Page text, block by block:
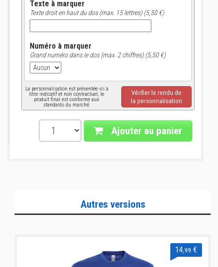
Texte à marquer
Texte droit en haut du dos (max. 15 lettres) (5,50 €)
Numéro à marquer
Grand numéro dans le dos (max. 2 chiffres) (5,50 €)
La personnalisation est présentée ici à
titre indicatif et non contractuel, le
produit final est conforme aux
standards du marché.
Vérifier le rendu de
la personnalisation
Ajouter au panier
Autres versions
14,99 €